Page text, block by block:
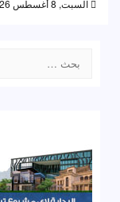
السبت, 8 أغسطس 2026, 9:54 م
عن: